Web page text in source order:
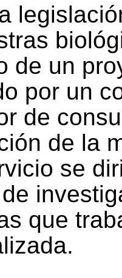
de un
por un
de
de la
se
que